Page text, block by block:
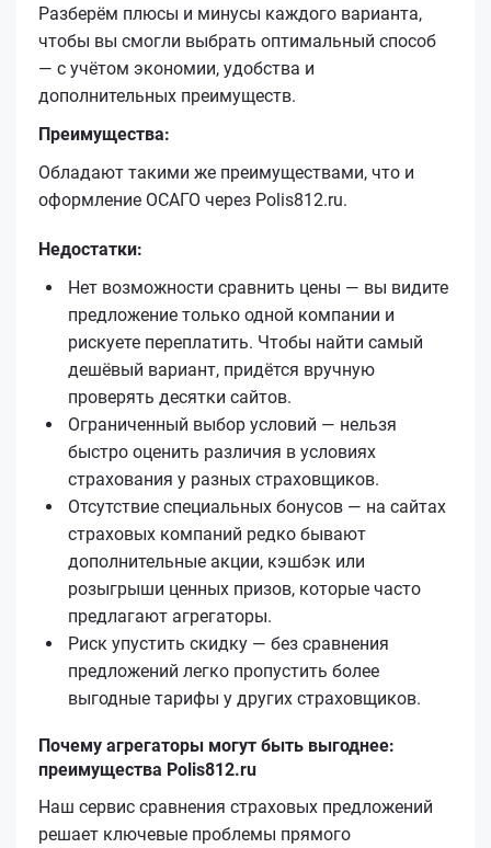
Разберём плюсы и минусы каждого варианта,
чтобы вы смогли выбрать оптимальный способ
— с учётом экономии, удобства и
дополнительных преимуществ.
Преимущества:
Обладают такими же преимуществами, что и
оформление ОСАГО через Polis812.ru.
Недостатки:
Нет возможности сравнить цены — вы видите
предложение только одной компании и
рискуете переплатить. Чтобы найти самый
дешёвый вариант, придётся вручную
проверять десятки сайтов.
Ограниченный выбор условий — нельзя
быстро оценить различия в условиях
страхования у разных страховщиков.
Отсутствие специальных бонусов — на сайтах
страховых компаний редко бывают
дополнительные акции, кэшбэк или
розыгрыши ценных призов, которые часто
предлагают агрегаторы.
Риск упустить скидку — без сравнения
предложений легко пропустить более
выгодные тарифы у других страховщиков.
Почему агрегаторы могут быть выгоднее:
преимущества Polis812.ru
Наш сервис сравнения страховых предложений
решает ключевые проблемы прямого